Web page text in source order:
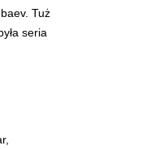
Tuż
seria